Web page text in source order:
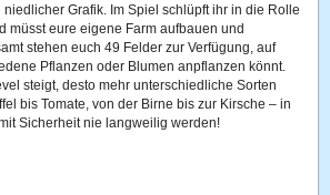
niedlicher Grafik. Im Spiel schlüpft ihr in die Rolle
müsst eure eigene Farm aufbauen und
stehen euch 49 Felder zur Verfügung, auf
Pflanzen oder Blumen anpflanzen könnt.
steigt, desto mehr unterschiedliche Sorten
bis Tomate, von der Birne bis zur Kirsche – in
Sicherheit nie langweilig werden!